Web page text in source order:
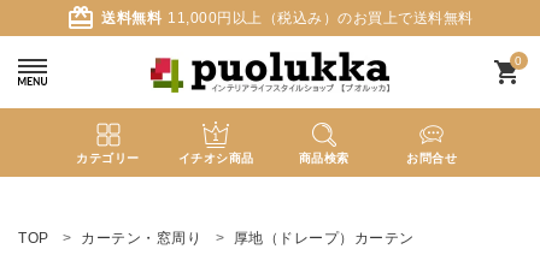
card_giftcard 送料無料 11,000円以上（税込み）のお買上で送料無料
0
shopping_cart
カテゴリー イチオシ商品 商品検索 お問合せ
ようこそ ゲスト 様
TOP カーテン・窓周り 厚地（ドレープ）カーテン